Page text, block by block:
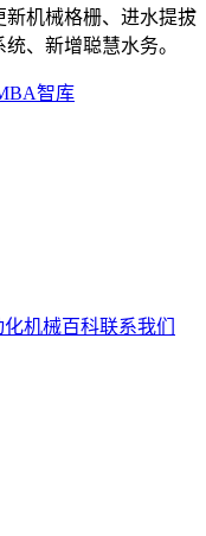
机械格栅、进水提拔
、新增聪慧水务。
智库
化机械百科联系我们